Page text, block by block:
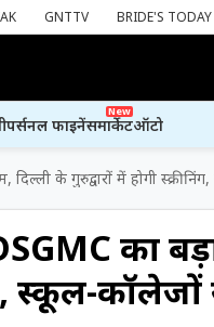
GNTTV BRIDE'S TODAY
पर्सनल फाइनेंस
New
मार्केटऑटो
के गुरुद्वारों में होगी
का
स्कूल-